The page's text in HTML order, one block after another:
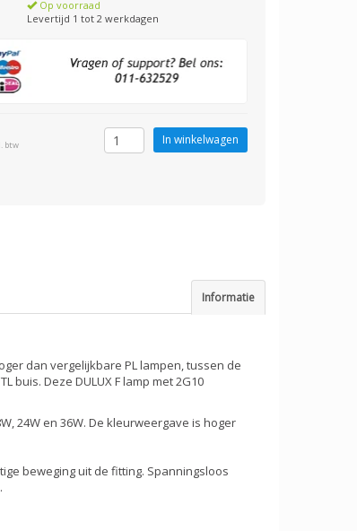
Op voorraad
Levertijd 1 tot 2 werkdagen
btw
Informatie
dan vergelijkbare PL lampen, tussen de
buis. Deze DULUX F lamp met 2G10
24W en 36W. De kleurweergave is hoger
beweging uit de fitting. Spanningsloos